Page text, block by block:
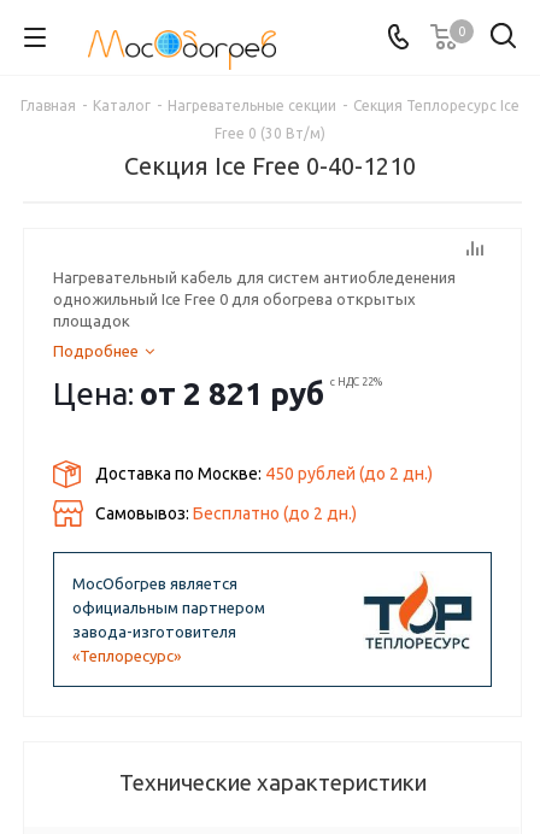
0
Главная - Каталог - Нагревательные секции - Секция Теплоресурс Ice
Free 0 (30 Вт/м)
Секция Ice Free 0-40-1210
Нагревательный кабель для систем антиобледенения
одножильный Ice Free 0 для обогрева открытых
площадок
Подробнее
Цена: от2 821 руб с НДС 22%
Доставка по Москве: 450 рублей (до 2 дн.)
Самовывоз:Бесплатно (до 2 дн.)
МосОбогрев является
официальным партнером
завода-изготовителя
«Теплоресурс»
Технические характеристики